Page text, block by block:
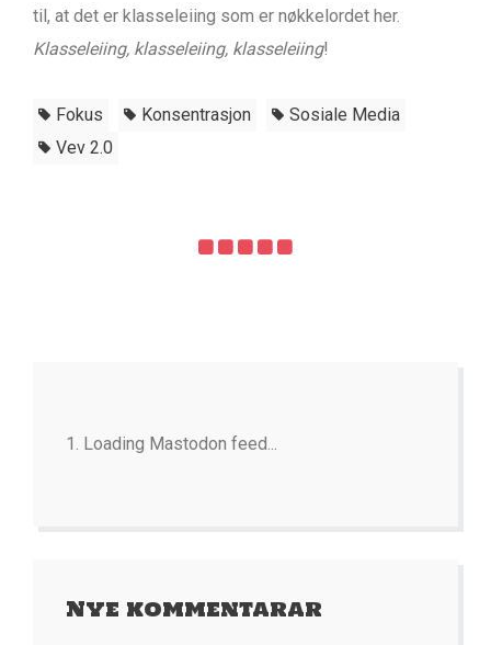
til, at det er klasseleiing som er nøkkelordet her.
Klasseleiing, klasseleiing, klasseleiing!
Fokus Konsentrasjon
Sosiale Media
Vev 2.0
Loading Mastodon feed...
Nye kommentarar